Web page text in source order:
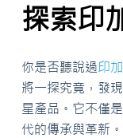
探索印
你是否聽說過印
將一探究竟，發
星產品。它不僅
代的傳承與革新